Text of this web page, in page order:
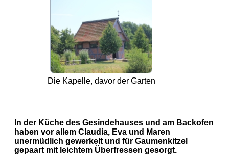
Die Kapelle, davor der Garten
In der Küche des Gesindehauses und am Backofen
haben vor allem Claudia, Eva und Maren
unermüdlich gewerkelt und für Gaumenkitzel
gepaart mit leichtem Überfressen gesorgt.